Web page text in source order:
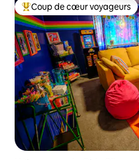
Coups de cœur voyageurs
Coup de cœur voyageurs